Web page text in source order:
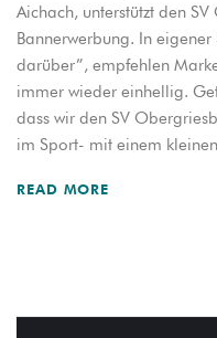
Aichach, unterstützt den
Bannerwerbung. In eigener
darüber”, empfehlen
immer wieder einhellig.
dass wir den SV
im Sport- mit einem
READ MORE